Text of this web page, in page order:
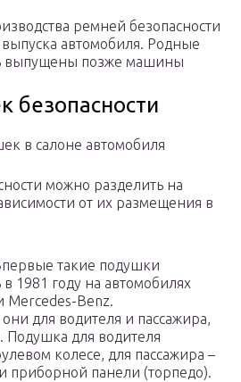
ремней безопасности
выпуска автомобиля. Родные
выпущены позже машины
безопасности
в салоне автомобиля
можно разделить на
от их размещения в
такие подушки
1981 году на автомобилях
Mercedes-Benz.
для водителя и пассажира,
Подушка для водителя
колесе, для пассажира –
приборной панели (торпедо).